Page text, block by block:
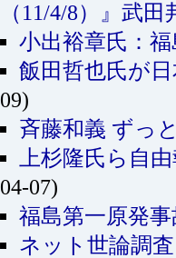
（11/4/8）』武
小出裕章氏：
飯田哲也氏が
09)
斉藤和義 ずっ
上杉隆氏ら自
04-07)
福島第一原発事
ネット世論調